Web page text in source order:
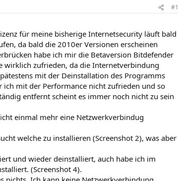
#1
für meine bisherige Internetsecurity läuft bald
da bald die 2010er Versionen erscheinen
habe ich mir die Betaversion Bitdefender
wirklich zufrieden, da die Internetverbindung
mit der Deinstallation des Programms
mit der Performance nicht zufrieden und so
entfernt scheint es immer noch nicht zu sein
einmal mehr eine Netzwerkverbindug
welche zu installieren (Screenshot 2), was aber
und wieder deinstalliert, auch habe ich im
(Screenshot 4).